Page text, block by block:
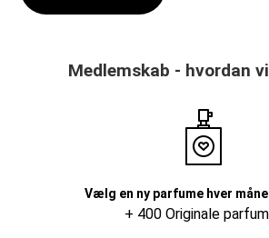
Medlemskab - hvordan
Vælg en ny parfume hver
+ 400 Originale